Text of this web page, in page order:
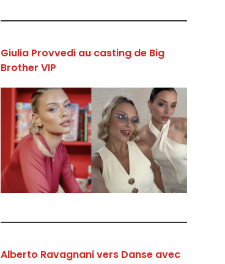
Giulia Provvedi au casting de Big
Brother VIP
Alberto Ravagnani vers Danse avec